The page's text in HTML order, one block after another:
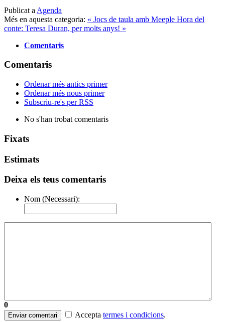
Publicat a Agenda
Més en aquesta categoria: « Jocs de taula amb Meeple Hora del
conte: Teresa Duran, per molts anys! »
Comentaris
Comentaris
Ordenar més antics primer
Ordenar més nous primer
Subscriu-re's per RSS
No s'han trobat comentaris
Fixats
Estimats
Deixa els teus comentaris
Nom (Necessari):
0
Enviar comentari Accepta termes i condicions.